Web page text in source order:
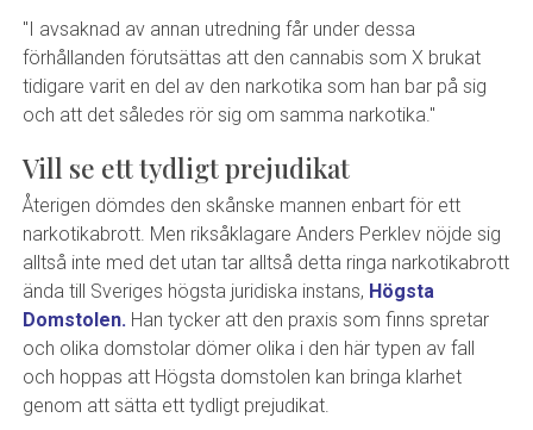
"I avsaknad av annan utredning får under dessa
förhållanden förutsättas att den cannabis som X brukat
tidigare varit en del av den narkotika som han bar på sig
och att det således rör sig om samma narkotika."
Vill se ett tydligt prejudikat
Återigen dömdes den skånske mannen enbart för ett
narkotikabrott. Men riksåklagare Anders Perklev nöjde sig
alltså inte med det utan tar alltså detta ringa narkotikabrott
ända till Sveriges högsta juridiska instans, Högsta
Domstolen. Han tycker att den praxis som finns spretar
och olika domstolar dömer olika i den här typen av fall
och hoppas att Högsta domstolen kan bringa klarhet
genom att sätta ett tydligt prejudikat.